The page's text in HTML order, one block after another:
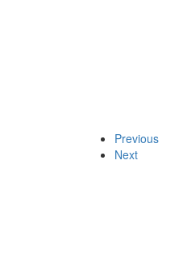
Previous
Next